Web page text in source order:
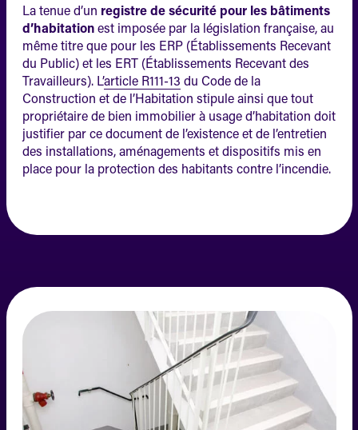
La tenue d’un registre de sécurité pour les bâtiments
d’habitationest imposée par la législation française, au
même titre que pour les ERP (Établissements Recevant
du Public) et les ERT (Établissements Recevant des
Travailleurs). L’article R111-13 du Code de la
Construction et de l’Habitation stipule ainsi que tout
propriétaire de bien immobilier à usage d’habitation doit
justifier par ce document de l’existence et de l’entretien
des installations, aménagements et dispositifs mis en
place pour la protection des habitants contre l’incendie.